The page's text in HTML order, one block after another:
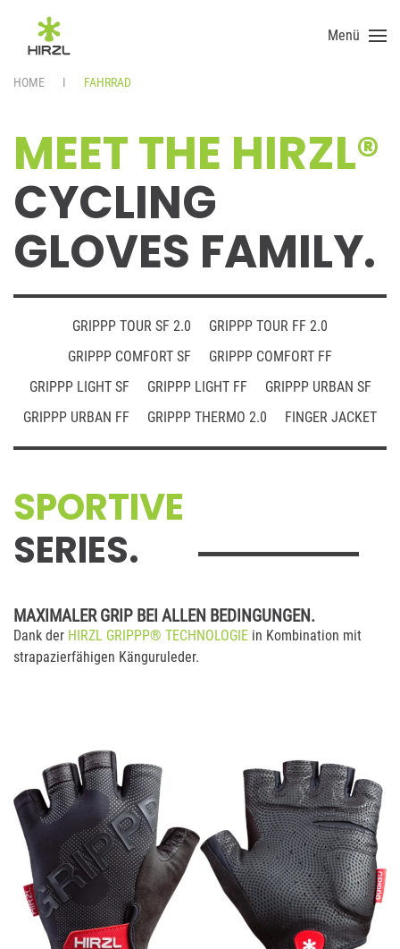
Skip to main content
Menü
HOME FAHRRAD
MEET THE HIRZL®
CYCLING
GLOVES FAMILY.
GRIPPP TOUR SF 2.0
GRIPPP TOUR FF 2.0
GRIPPP COMFORT SF
GRIPPP COMFORT FF
GRIPPP LIGHT SF
GRIPPP LIGHT FF
GRIPPP URBAN SF
GRIPPP URBAN FF
GRIPPP THERMO 2.0 FINGER JACKET
SPORTIVE
SERIES.
MAXIMALER GRIP BEI ALLEN BEDINGUNGEN.
Dank der HIRZL GRIPPP® TECHNOLOGIE in Kombination mit
strapazierfähigen Känguruleder.